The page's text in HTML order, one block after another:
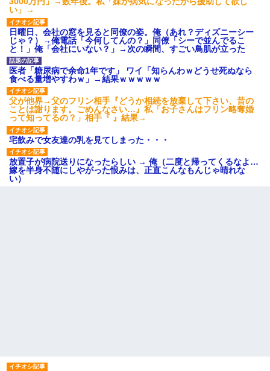
い」→
日曜日、会社の窓を見ると同僚の姿。俺（あれ？ディズニーシー
じゃ？）→俺電話「今何してんの？」同僚「シーで並んでるこ
と！」俺「会社にいない？」→次の瞬間、すごい鳥肌が立った
医者「糖尿病で余命1年です」 ワイ「知らんわｗどうせ死ぬなら
食べる量増やすわｗ」→結果ｗｗｗｗｗ
父が他界→父のフリン相手『どうか相続を放棄して下さい、昔の
ことは謝ります。ごめんなさい…』私「お子さんはフリン略奪婚
って知ってるの？」相手『 』結果→
宅飲みで女友達の乳を見てしまった・・・
放置子が病院送りになったらしい → 俺（二度と帰ってくるなよ…
嫁を半身不随にしやがった恨みは、正直こんなもんじゃ晴れな
い）